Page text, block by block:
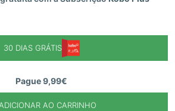
30 DIAS GRÁTIS
Pague 9,99€
AO CARRINHO